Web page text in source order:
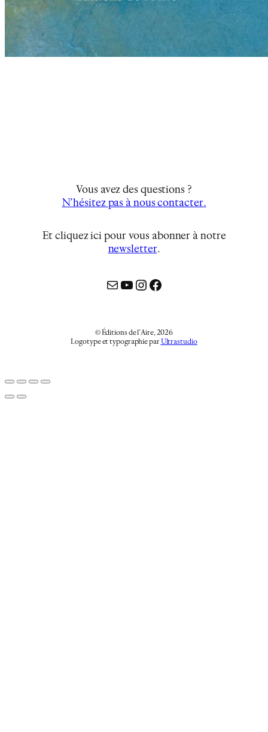
Vous avez des questions ?
N’hésitez pas à nous contacter.
Et cliquez ici pour vous abonner à notre
newsletter…
MailYouTube
Instagram
Facebook
© Éditions de l’Aire, 2026
Logotype et typographie par Ultrastudio